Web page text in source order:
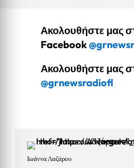
Ακολουθήστε μας
Facebook
Ακολουθήστε μας
@grnewsradiofl
Ιωάννα Λαζάρου